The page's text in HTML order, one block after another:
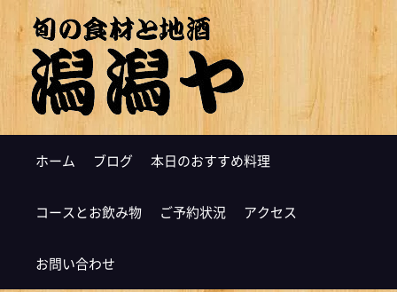
ホーム ブログ 本日のおすすめ料理
コースとお飲み物 ご予約状況 アクセス
お問い合わせ